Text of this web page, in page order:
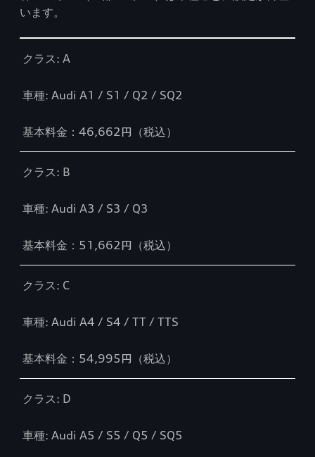
います。
クラス: A
車種: Audi A1 / S1 / Q2 / SQ2
基本料金：46,662円（税込）
クラス: B
車種: Audi A3 / S3 / Q3
基本料金：51,662円（税込）
クラス: C
車種: Audi A4 / S4 / TT / TTS
基本料金：54,995円（税込）
クラス: D
車種: Audi A5 / S5 / Q5 / SQ5